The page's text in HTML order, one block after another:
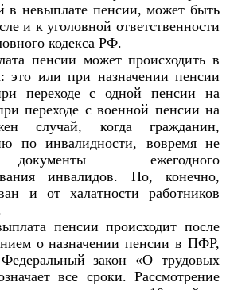
в невыплате пенсии, может быть
и к уголовной ответственности
кодекса РФ.
пенсии может происходить в
это или при назначении пенсии
переходе с одной пенсии на
переходе с военной пенсии на
случай, когда гражданин,
по инвалидности, вовремя не
ежегодного
инвалидов. Но, конечно,
и от халатности работников
пенсии происходит после
о назначении пенсии в ПФР,
закон «О трудовых
все сроки. Рассмотрение